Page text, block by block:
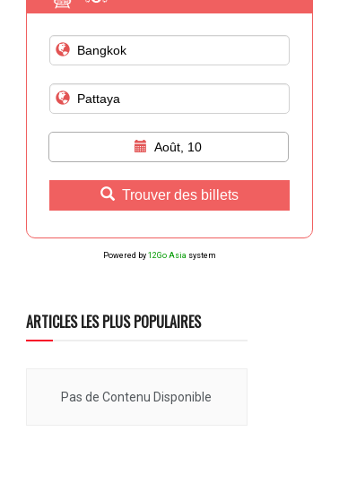
Août, 10
Trouver des billets
Powered by 12Go Asia system
ARTICLES LES PLUS POPULAIRES
Pas de Contenu Disponible